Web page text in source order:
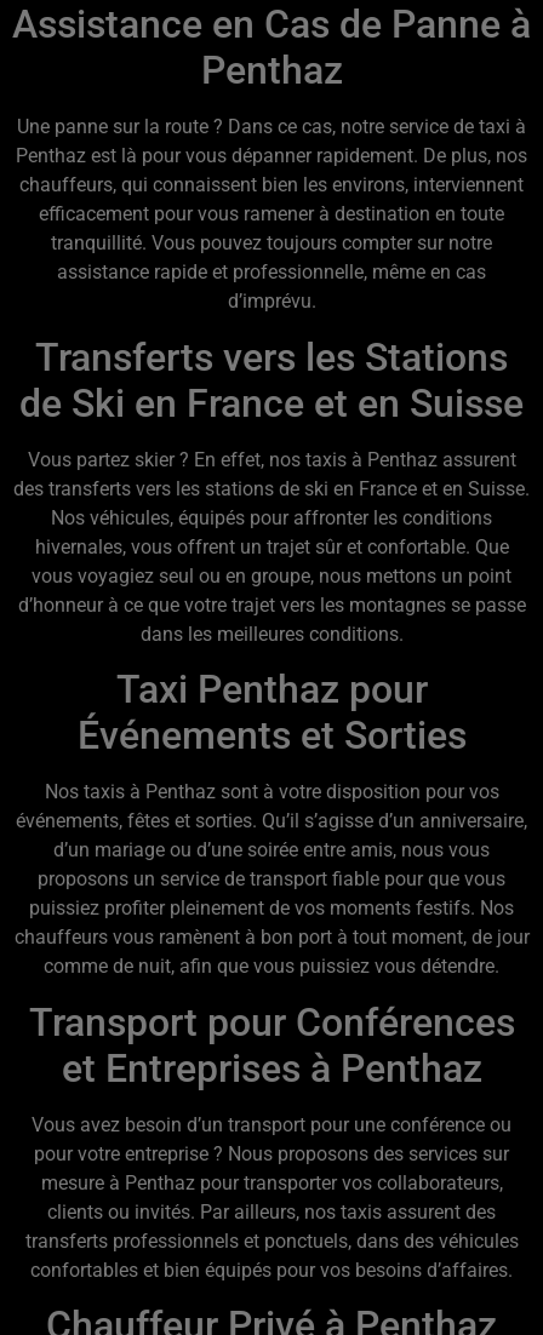
Assistance en Cas de Panne à
Penthaz
Une panne sur la route ? Dans ce cas, notre service de taxi à
Penthaz est là pour vous dépanner rapidement. De plus, nos
chauffeurs, qui connaissent bien les environs, interviennent
efficacement pour vous ramener à destination en toute
tranquillité. Vous pouvez toujours compter sur notre
assistance rapide et professionnelle, même en cas
d’imprévu.
Transferts vers les Stations
de Ski en France et en Suisse
Vous partez skier ? En effet, nos taxis à Penthaz assurent
des transferts vers les stations de ski en France et en Suisse.
Nos véhicules, équipés pour affronter les conditions
hivernales, vous offrent un trajet sûr et confortable. Que
vous voyagiez seul ou en groupe, nous mettons un point
d’honneur à ce que votre trajet vers les montagnes se passe
dans les meilleures conditions.
Taxi Penthaz pour
Événements et Sorties
Nos taxis à Penthaz sont à votre disposition pour vos
événements, fêtes et sorties. Qu’il s’agisse d’un anniversaire,
d’un mariage ou d’une soirée entre amis, nous vous
proposons un service de transport fiable pour que vous
puissiez profiter pleinement de vos moments festifs. Nos
chauffeurs vous ramènent à bon port à tout moment, de jour
comme de nuit, afin que vous puissiez vous détendre.
Transport pour Conférences
et Entreprises à Penthaz
Vous avez besoin d’un transport pour une conférence ou
pour votre entreprise ? Nous proposons des services sur
mesure à Penthaz pour transporter vos collaborateurs,
clients ou invités. Par ailleurs, nos taxis assurent des
transferts professionnels et ponctuels, dans des véhicules
confortables et bien équipés pour vos besoins d’affaires.
Chauffeur Privé à Penthaz